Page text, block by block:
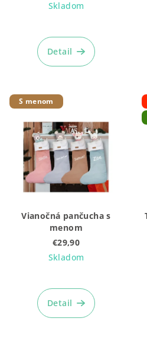
Skladom
Detail
S menom
Vianočná pančucha s
menom
€29,90
Skladom
Detail